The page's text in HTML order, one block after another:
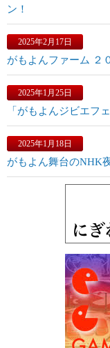
ン！
2025年2月17日
がもよんファーム ２
2025年1月25日
「がもよんジビエフ
2025年1月18日
がもよん舞台のNHK